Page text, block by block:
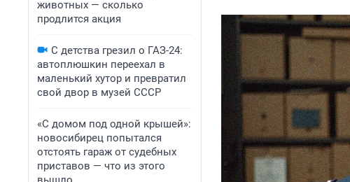
животных — сколько
продлится акция
С детства грезил о ГАЗ-24:
автоплюшкин переехал в
маленький хутор и превратил
свой двор в музей СССР
«С домом под одной крышей»:
новосибирец попытался
отстоять гараж от судебных
приставов — что из этого